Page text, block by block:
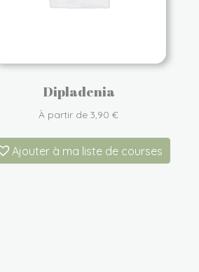
Dipladenia
À partir de 3,90 €
Ajouter à ma liste de courses